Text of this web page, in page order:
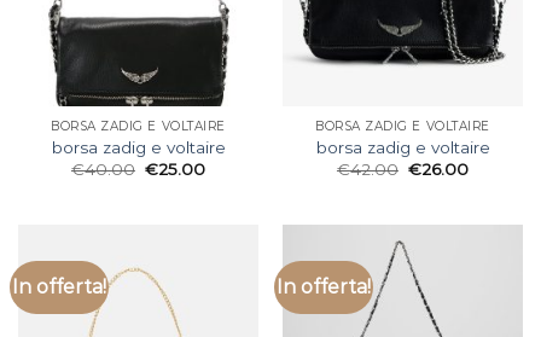
BORSA ZADIG E VOLTAIRE
borsa zadig e voltaire
€40.00 €25.00
BORSA ZADIG E VOLTAIRE
borsa zadig e voltaire
€42.00 €26.00
In offerta! In offerta!